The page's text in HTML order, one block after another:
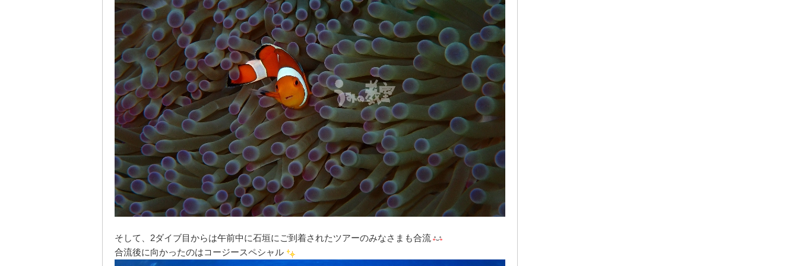
そして、2ダイブ目からは午前中に石垣にご到着されたツアーのみなさまも合流
合流後に向かったのはコージースペシャル